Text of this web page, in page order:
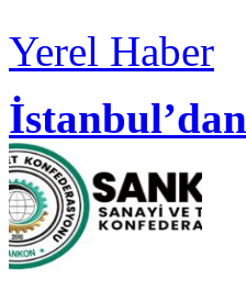
Yerel Haber